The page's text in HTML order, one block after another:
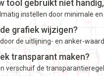
tool gebruikt niet
instellen door minimale
grafiek wijzigen?
de uitlijning- en anker-
transparant maken?
verschuif de